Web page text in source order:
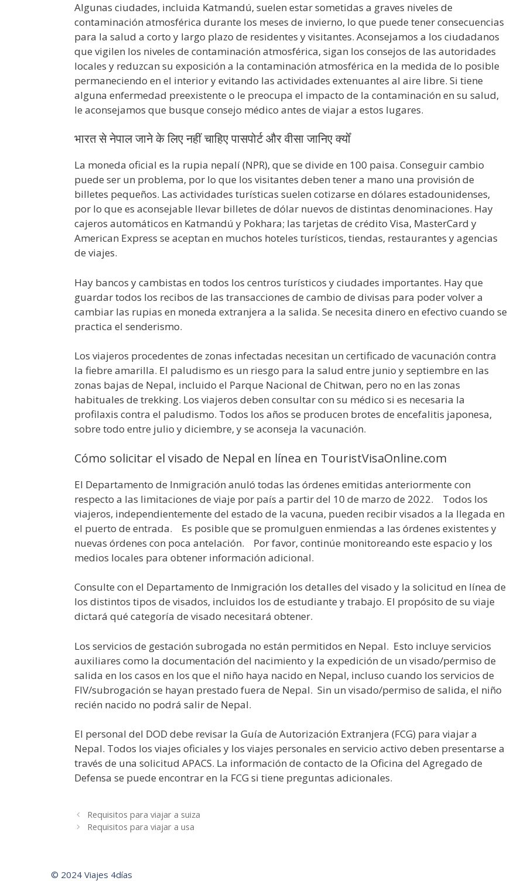
Algunas ciudades, incluida Katmandú, suelen estar sometidas a graves niveles de
contaminación atmosférica durante los meses de invierno, lo que puede tener consecuencias
para la salud a corto y largo plazo de residentes y visitantes. Aconsejamos a los ciudadanos
que vigilen los niveles de contaminación atmosférica, sigan los consejos de las autoridades
locales y reduzcan su exposición a la contaminación atmosférica en la medida de lo posible
permaneciendo en el interior y evitando las actividades extenuantes al aire libre. Si tiene
alguna enfermedad preexistente o le preocupa el impacto de la contaminación en su salud,
le aconsejamos que busque consejo médico antes de viajar a estos lugares.
भारत से नेपाल जाने के लिए नहीं चाहिए पासपोर्ट और वीसा जानिए क्योँ
La moneda oficial es la rupia nepalí (NPR), que se divide en 100 paisa. Conseguir cambio
puede ser un problema, por lo que los visitantes deben tener a mano una provisión de
billetes pequeños. Las actividades turísticas suelen cotizarse en dólares estadounidenses,
por lo que es aconsejable llevar billetes de dólar nuevos de distintas denominaciones. Hay
cajeros automáticos en Katmandú y Pokhara; las tarjetas de crédito Visa, MasterCard y
American Express se aceptan en muchos hoteles turísticos, tiendas, restaurantes y agencias
de viajes.
Hay bancos y cambistas en todos los centros turísticos y ciudades importantes. Hay que
guardar todos los recibos de las transacciones de cambio de divisas para poder volver a
cambiar las rupias en moneda extranjera a la salida. Se necesita dinero en efectivo cuando se
practica el senderismo.
Los viajeros procedentes de zonas infectadas necesitan un certificado de vacunación contra
la fiebre amarilla. El paludismo es un riesgo para la salud entre junio y septiembre en las
zonas bajas de Nepal, incluido el Parque Nacional de Chitwan, pero no en las zonas
habituales de trekking. Los viajeros deben consultar con su médico si es necesaria la
profilaxis contra el paludismo. Todos los años se producen brotes de encefalitis japonesa,
sobre todo entre julio y diciembre, y se aconseja la vacunación.
Cómo solicitar el visado de Nepal en línea en TouristVisaOnline.com
El Departamento de Inmigración anuló todas las órdenes emitidas anteriormente con
respecto a las limitaciones de viaje por país a partir del 10 de marzo de 2022. Todos los
viajeros, independientemente del estado de la vacuna, pueden recibir visados a la llegada en
el puerto de entrada. Es posible que se promulguen enmiendas a las órdenes existentes y
nuevas órdenes con poca antelación. Por favor, continúe monitoreando este espacio y los
medios locales para obtener información adicional.
Consulte con el Departamento de Inmigración los detalles del visado y la solicitud en línea de
los distintos tipos de visados, incluidos los de estudiante y trabajo. El propósito de su viaje
dictará qué categoría de visado necesitará obtener.
Los servicios de gestación subrogada no están permitidos en Nepal. Esto incluye servicios
auxiliares como la documentación del nacimiento y la expedición de un visado/permiso de
salida en los casos en los que el niño haya nacido en Nepal, incluso cuando los servicios de
FIV/subrogación se hayan prestado fuera de Nepal. Sin un visado/permiso de salida, el niño
recién nacido no podrá salir de Nepal.
El personal del DOD debe revisar la Guía de Autorización Extranjera (FCG) para viajar a
Nepal. Todos los viajes oficiales y los viajes personales en servicio activo deben presentarse a
través de una solicitud APACS. La información de contacto de la Oficina del Agregado de
Defensa se puede encontrar en la FCG si tiene preguntas adicionales.
Requisitos para viajar a suiza
Requisitos para viajar a usa
© 2024 Viajes 4días